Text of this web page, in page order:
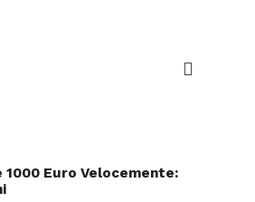
1000 Euro Velocemente: